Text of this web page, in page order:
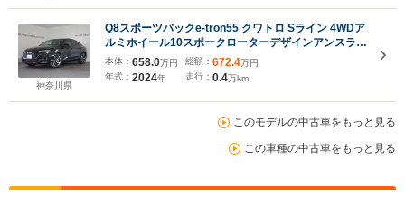
神奈川県
Q8スポーツバックe-tron55 クワトロ Sライン 4WDア
ルミホイール10スポークローターデザインアンスラサ
イトブラックポリッシュト ダークAudirings&ブラ
ックスタイリングパッケージ サイレンスパッケー
ジ インテリアパッケージ
本体： 658.0万円
年式： 2024年
総額： 672.4万円
走行： 0.4万km
このモデルの中古車をもっと見る
この車種の中古車をもっと見る